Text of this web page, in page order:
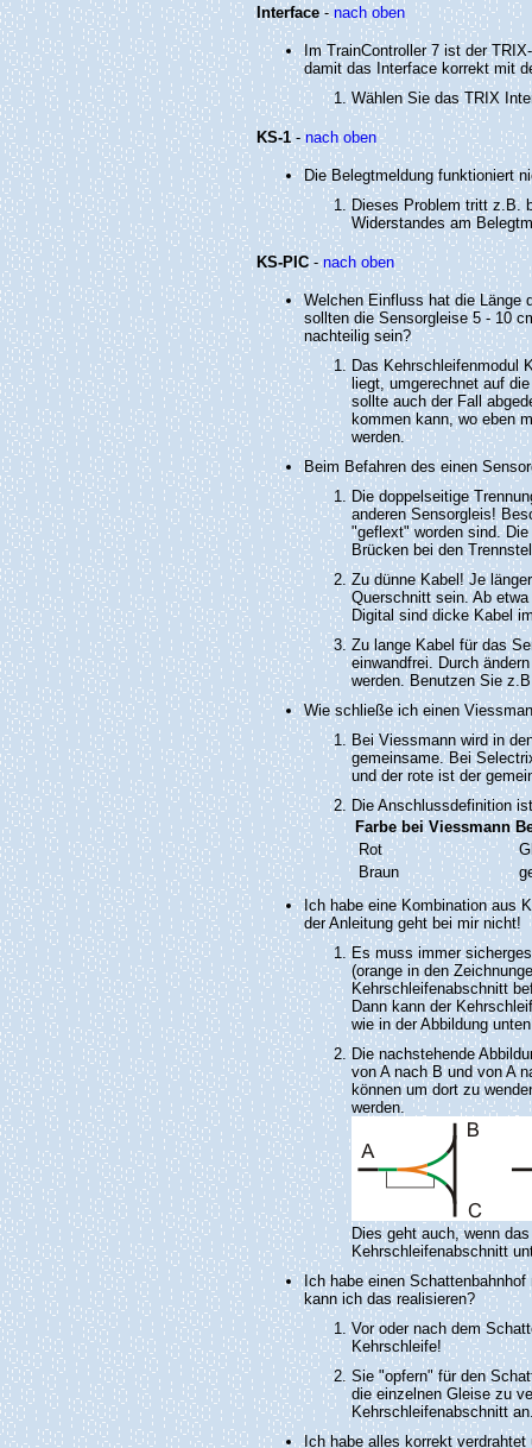
Interface -nach oben
Im TrainController 7 ist der
damit das Interface korrekt mit
Wählen Sie das TRIX
KS-1-nach oben
Die Belegtmeldung funktioniert
Dieses Problem tritt z.B.
Widerstandes am
KS-PIC-nach oben
Welchen Einfluss hat die Länge
sollten die Sensorgleise 5 - 10
nachteilig sein?
Das Kehrschleifenmodul
liegt, umgerechnet auf
sollte auch der Fall
kommen kann, wo eben
werden.
Beim Befahren des einen
Die doppelseitige
anderen Sensorgleis!
"geflext" worden sind.
Brücken bei den
Zu dünne Kabel! Je
Querschnitt sein. Ab
Digital sind dicke Kabel
Zu lange Kabel für das
einwandfrei. Durch
werden. Benutzen Sie
Wie schließe ich einen
Bei Viessmann wird in
gemeinsame. Bei
und der rote ist der
Die Anschlussdefinition
Farbe bei Viessmann
Rot
Braun
Ich habe eine Kombination aus
der Anleitung geht bei mir nicht!
Es muss immer
(orange in den
Kehrschleifenabschnitt
Dann kann der
wie in der Abbildung
Die nachstehende
von A nach B und von A
können um dort zu
werden.
Dies geht auch, wenn
Kehrschleifenabschnitt
Ich habe einen
kann ich das realisieren?
Vor oder nach dem
Kehrschleife!
Sie "opfern" für den
die einzelnen Gleise zu
Kehrschleifenabschnitt
Ich habe alles korrekt